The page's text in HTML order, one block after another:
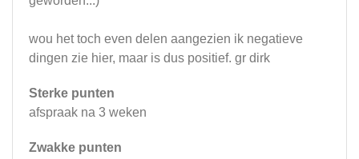
wou het toch even delen aangezien ik negatieve
dingen zie hier, maar is dus positief. gr dirk
Sterke punten
afspraak na 3 weken
Zwakke punten